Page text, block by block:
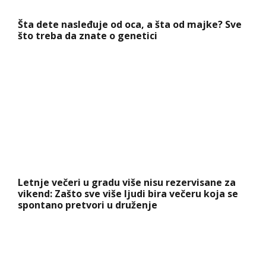
Šta dete nasleđuje od oca, a šta od majke? Sve
što treba da znate o genetici
Letnje večeri u gradu više nisu rezervisane za
vikend: Zašto sve više ljudi bira večeru koja se
spontano pretvori u druženje